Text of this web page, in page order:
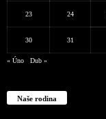
23 24
30 31
« Úno Dub »
Naše rodina